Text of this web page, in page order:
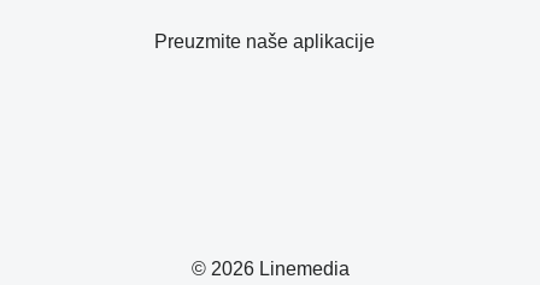
© 2026 Linemedia
Preuzmite naše aplikacije